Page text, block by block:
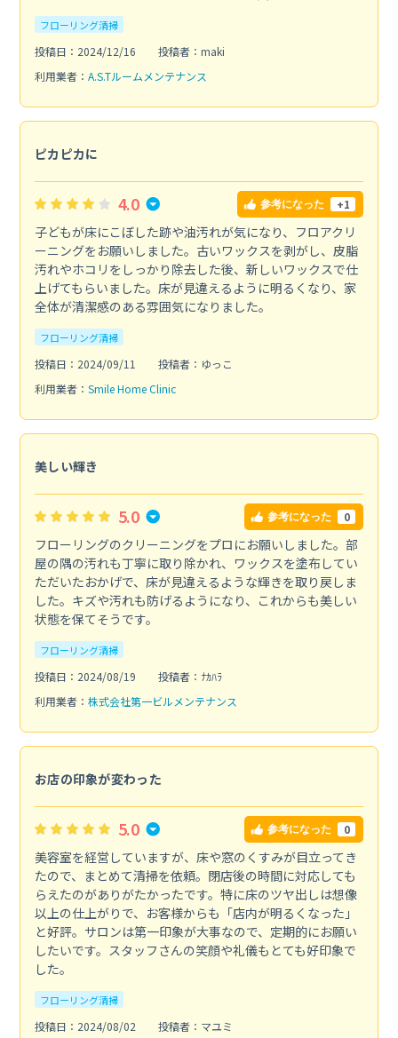
フローリング清掃
投稿日：2024/12/16
投稿者：maki
利用業者： A.S.Tルームメンテナンス
ピカピカに
4.0 参考になった +1
子どもが床にこぼした跡や油汚れが気になり、フロアクリ
ーニングをお願いしました。古いワックスを剥がし、皮脂
汚れやホコリをしっかり除去した後、新しいワックスで仕
上げてもらいました。床が見違えるように明るくなり、家
全体が清潔感のある雰囲気になりました。
フローリング清掃
投稿日：2024/09/11
投稿者：ゆっこ
利用業者： Smile Home Clinic
美しい輝き
5.0 参考になった 0
フローリングのクリーニングをプロにお願いしました。部
屋の隅の汚れも丁寧に取り除かれ、ワックスを塗布してい
ただいたおかげで、床が見違えるような輝きを取り戻しま
した。キズや汚れも防げるようになり、これからも美しい
状態を保てそうです。
フローリング清掃
投稿日：2024/08/19
投稿者：ﾅｶﾊﾗ
利用業者： 株式会社第一ビルメンテナンス
お店の印象が変わった
5.0 参考になった 0
美容室を経営していますが、床や窓のくすみが目立ってき
たので、まとめて清掃を依頼。閉店後の時間に対応しても
らえたのがありがたかったです。特に床のツヤ出しは想像
以上の仕上がりで、お客様からも「店内が明るくなった」
と好評。サロンは第一印象が大事なので、定期的にお願い
したいです。スタッフさんの笑顔や礼儀もとても好印象で
した。
フローリング清掃
投稿日：2024/08/02
投稿者：マユミ